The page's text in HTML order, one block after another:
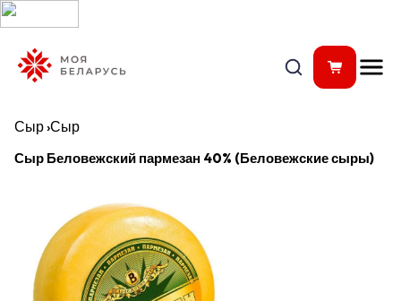
Сыр›Сыр
Сыр Беловежский пармезан 40% (Беловежские сыры)